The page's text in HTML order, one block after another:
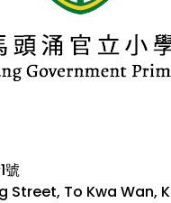
號
Street, To Kwa Wan,